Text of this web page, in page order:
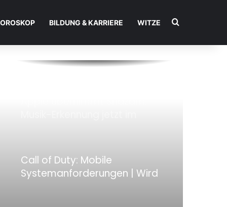
BILDUNG & KARRIERE WITZE Suchen nach
YouTube Go ist jetzt im
Google Play Store verfügbar
Call of Duty: Mobile
Systemanforderungen | Wird